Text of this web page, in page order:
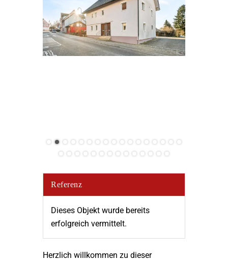
Referenz
Dieses Objekt wurde bereits
erfolgreich vermittelt.
Herzlich willkommen zu dieser